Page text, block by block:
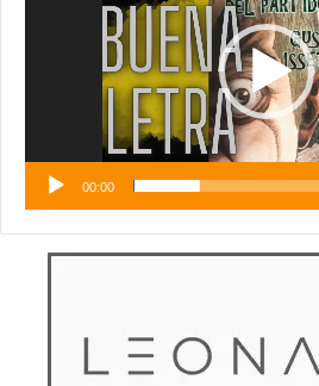
00:00